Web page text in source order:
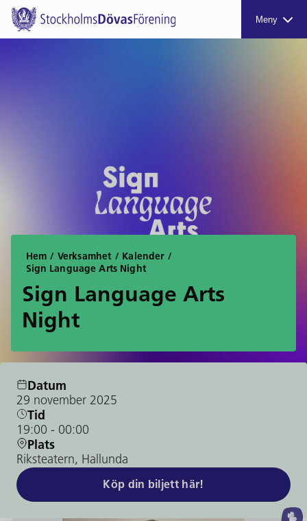
Meny
Hem / Verksamhet / Kalender /
Sign Language Arts Night
Sign Language Arts
Night
Datum
29 november 2025
Tid
19:00 - 00:00
Plats
Riksteatern, Hallunda
Köp din biljett här!